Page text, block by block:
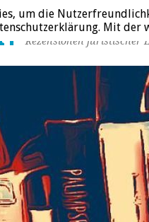
Rezensionen juristischer
um die
Mit der